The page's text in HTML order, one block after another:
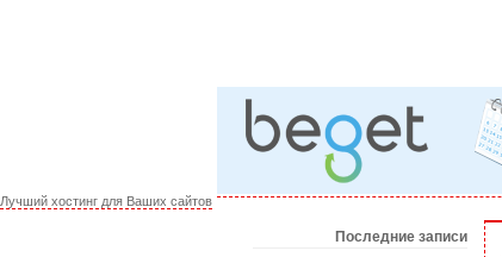
Лучший хостинг для Ваших сайтов
Последние записи